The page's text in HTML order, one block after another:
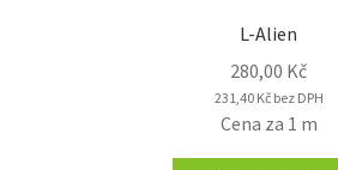
L-Alien
280,00 Kč
231,40 Kčbez DPH
Cena za 1 m